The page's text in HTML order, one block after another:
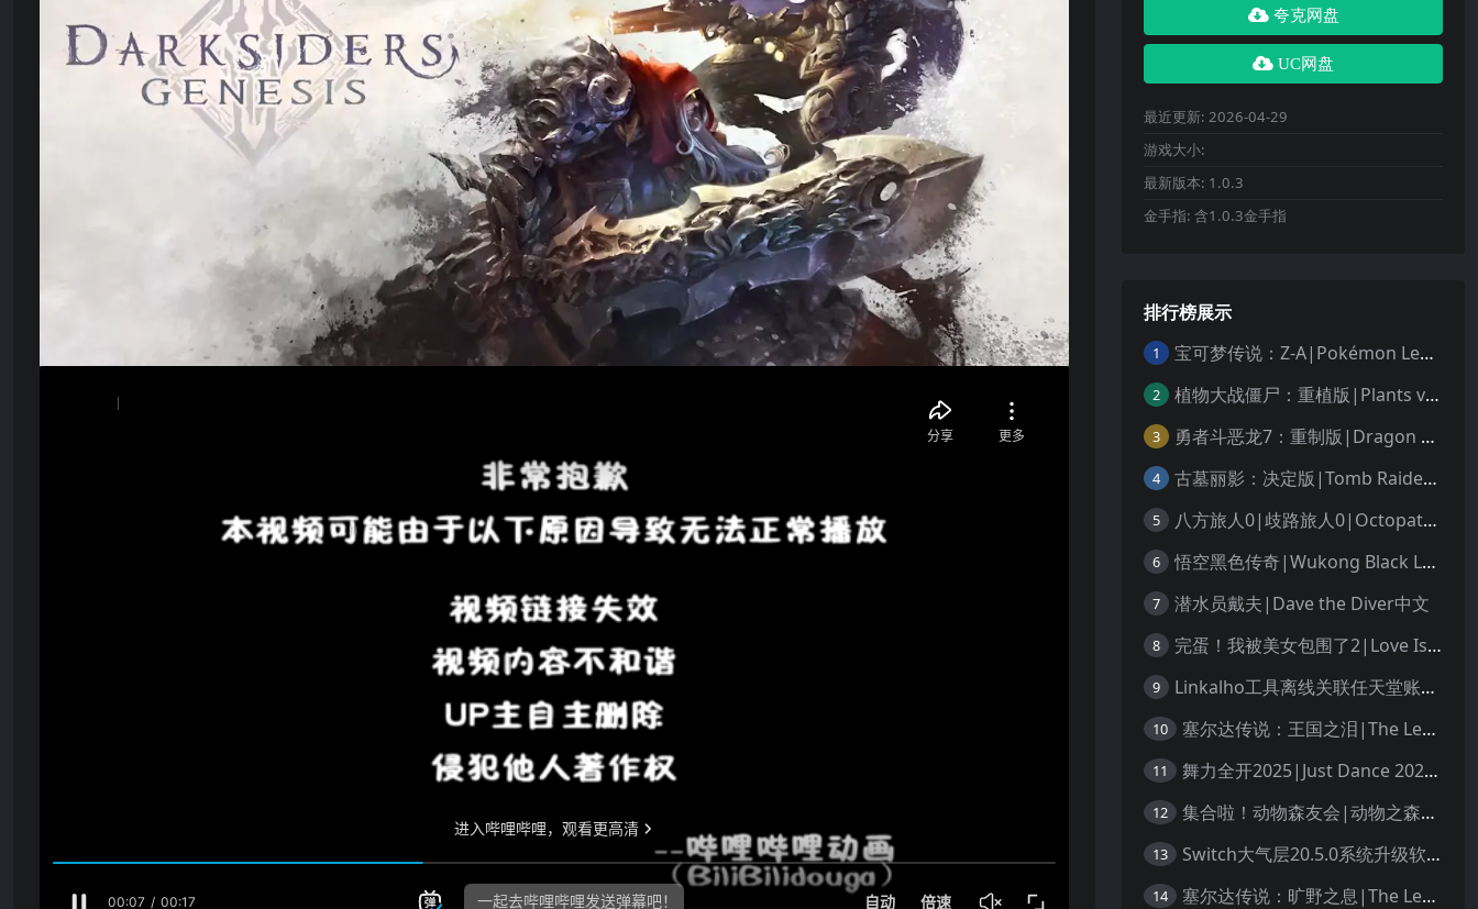
夸克网盘
UC网盘
最近更新: 2026-04-29
游戏大小:
最新版本: 1.0.3
金手指: 含1.0.3金手指
排行榜展示
1 宝可梦传说：Z-A|Pokémon Legends: Z-A中文
2 植物大战僵尸：重植版|Plants vs. Zombies: Replanted中文
3 勇者斗恶龙7：重制版|Dragon Quest VII Reimagined中文
4 古墓丽影：决定版|Tomb Raider: Definitive Edition中文
5 八方旅人0|歧路旅人0|Octopath Traveler 0中文
6 悟空黑色传奇|Wukong Black Legend
7 潜水员戴夫|Dave the Diver中文
8 完蛋！我被美女包围了2|Love Is All Around 2中文
9 Linkalho工具离线关联任天堂账户教程
10 塞尔达传说：王国之泪|The Legend of Zelda: Tears of the Kingdom中文
11 舞力全开2025|Just Dance 2025中文
12 集合啦！动物森友会|动物之森|Animal Crossing: New Horizons中文
13 Switch大气层20.5.0系统升级软硬破通用教程
14 塞尔达传说：旷野之息|The Legend of Zelda: Breath of the Wild中文